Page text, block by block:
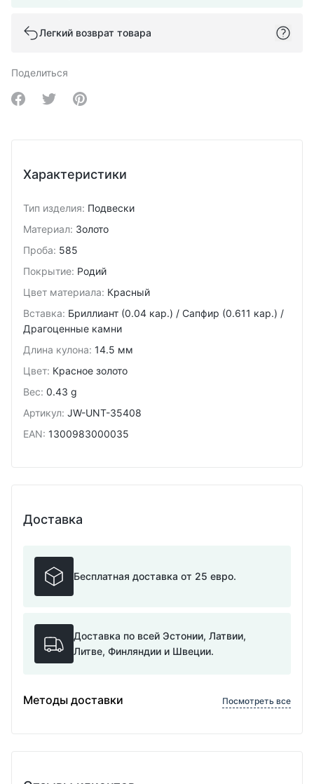
Легкий возврат товара
Поделиться
Share on Facebook
Share on Twitter
Share on Pinterest
Характеристики
Тип изделия: Подвески
Материал: Золото
Проба: 585
Покрытие: Родий
Цвет материала: Красный
Вставка: Бриллиант (0.04 кар.) / Сапфир (0.611 кар.) /
Драгоценные камни
Длина кулона: 14.5 мм
Цвет: Красное золото
Вес: 0.43 g
Артикул: JW-UNT-35408
EAN: 1300983000035
Доставка
Бесплатная доставка от 25 евро.
Доставка по всей Эстонии, Латвии,
Литве, Финляндии и Швеции.
Методы доставки Посмотреть все